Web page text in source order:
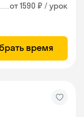
от 1590 ₽ / урок
время